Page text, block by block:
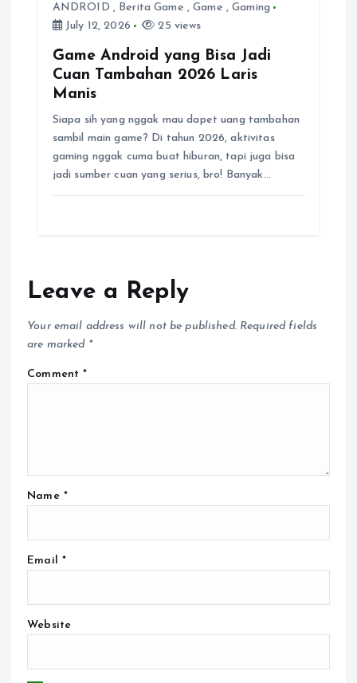
ANDROID , Berita Game ,Game ,Gaming
July 12, 2026
25 views
Game Android yang Bisa Jadi
Cuan Tambahan 2026 Laris
Manis
Siapa sih yang nggak mau dapet uang tambahan
sambil main game? Di tahun 2026, aktivitas
gaming nggak cuma buat hiburan, tapi juga bisa
jadi sumber cuan yang serius, bro! Banyak…
Leave a Reply
Your email address will not be published. Required fields
are marked *
Comment*
Name *
Email *
Website